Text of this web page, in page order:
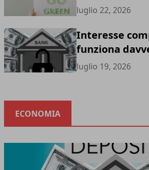
luglio 22, 2026
Interesse
funziona
luglio 19, 2026
ECONOMIA